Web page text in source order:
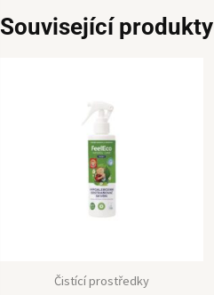
Související produkty
Čistící prostředky